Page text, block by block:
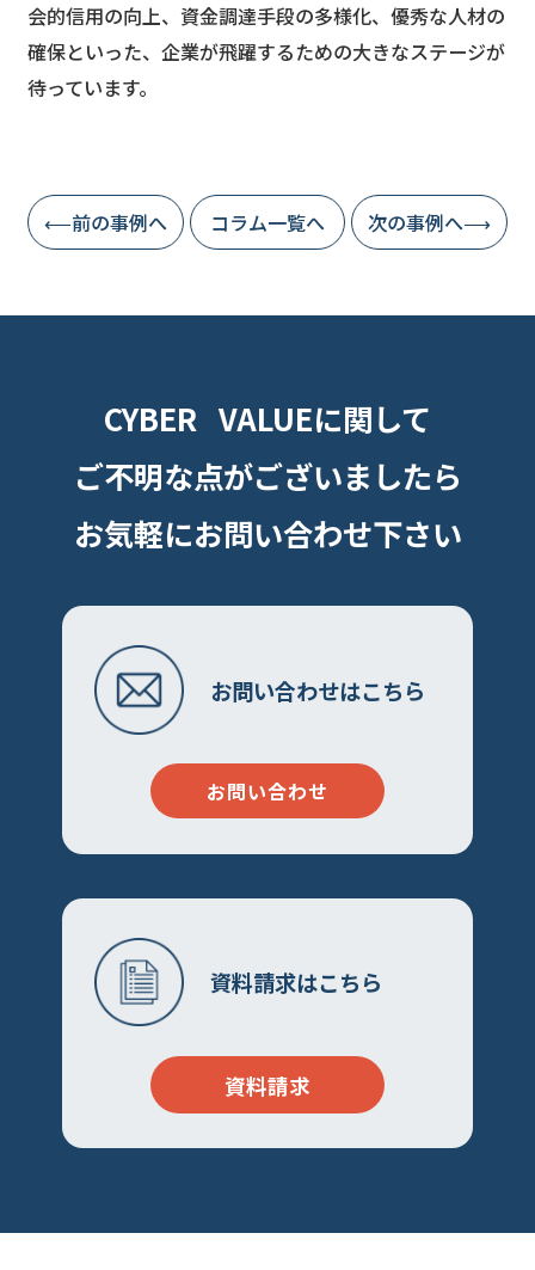
会的信用の向上、資金調達手段の多様化、優秀な人材の
確保といった、企業が飛躍するための大きなステージが
待っています。
⟵前の事例へ コラム一覧へ 次の事例へ⟶
CYBER VALUEに関して
ご不明な点がございましたら
お気軽にお問い合わせ下さい
お問い合わせはこちら
お問い合わせ
資料請求はこちら
資料請求